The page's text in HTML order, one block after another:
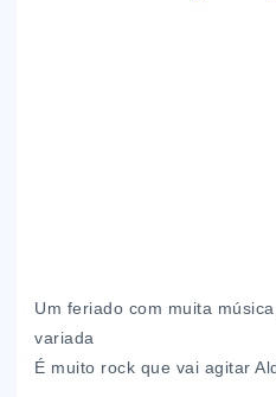
Um feriado com muita
variada
É muito rock que vai agitar